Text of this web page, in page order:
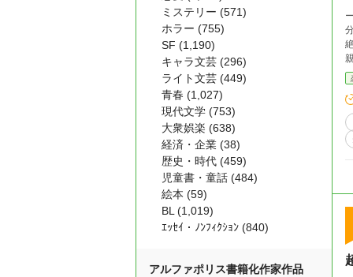
ー
絶望する。 武岡
だ
その
ってたん
ミステリー (571)
ホラー (755)
SF (1,190)
キャラ文芸 (296)
ライト文芸 (449)
青春 (1,027)
現代文学 (753)
大衆娯楽 (638)
経済・企業 (38)
歴史・時代 (459)
児童書・童話 (484)
絵本 (59)
BL (1,019)
ｴｯｾｲ・ﾉﾝﾌｨｸｼｮﾝ (840)
アルファポリス書籍化作家作品